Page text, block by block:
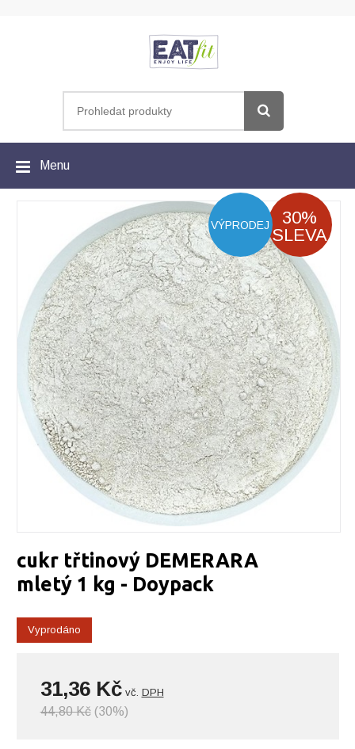
Menu
30%
SLEVA
VÝPRODEJ
cukr třtinový DEMERARA
mletý 1 kg - Doypack
Vyprodáno
31,36 Kčvč. DPH
44,80 Kč(30%)